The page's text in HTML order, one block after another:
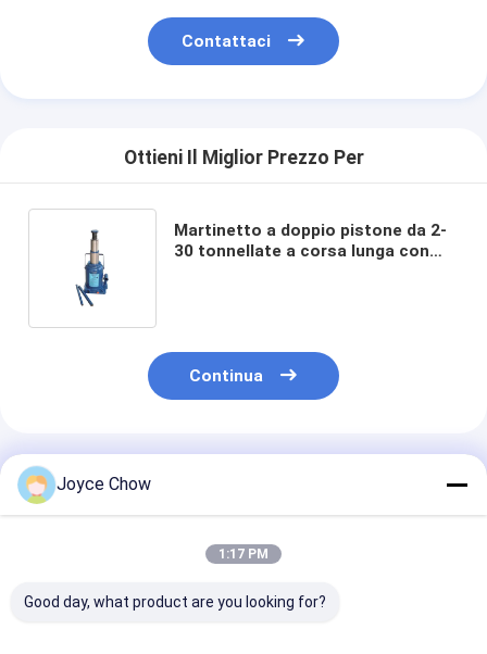
Contattaci
Ottieni Il Miglior Prezzo Per
Martinetto a doppio pistone da 2-
30 tonnellate a corsa lunga con
Continua
Prodotti Raccomandati
Joyce Chow
1:17 PM
Good day, what product are you looking for?